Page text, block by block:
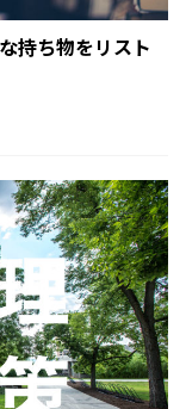
持ち物をリスト